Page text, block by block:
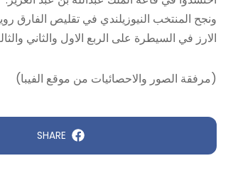
الارز في السيطرة على الربع الاول والثاني
(مرفقة الصور والاحصائيات من موقع الفيبا)
SHARE